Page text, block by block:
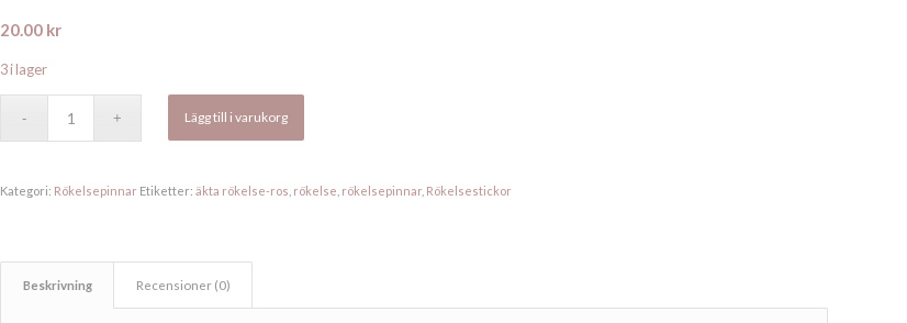
20.00 kr
3 i lager
Lägg till i varukorg
Kategori: Rökelsepinnar Etiketter: äkta rökelse-ros rökelse rökelsepinnar Rökelsestickor
Beskrivning Recensioner (0)